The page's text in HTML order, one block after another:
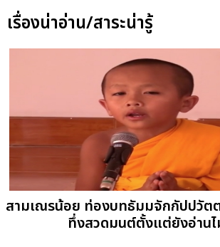
เรื่องน่าอ่าน/สาระน่ารู้
สามเณรน้อย ท่องบทธัมมจักกัปปวัต
ทึ่งสวดมนต์ตั้งแต่ยังอ่าน